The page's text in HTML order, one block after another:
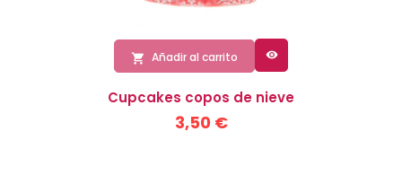
 Añadir al carrito 
Cupcakes copos de nieve
3,50 €